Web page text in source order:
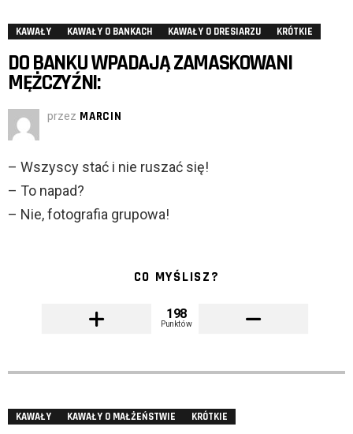
KAWAŁY KAWAŁY O BANKACH KAWAŁY O DRESIARZU KRÓTKIE
DO BANKU WPADAJĄ ZAMASKOWANI
MĘŻCZYŹNI:
przez MARCIN
– Wszyscy stać i nie ruszać się!
– To napad?
– Nie, fotografia grupowa!
CO MYŚLISZ?
198
Punktów
KAWAŁY KAWAŁY O MAŁŻEŃSTWIE KRÓTKIE